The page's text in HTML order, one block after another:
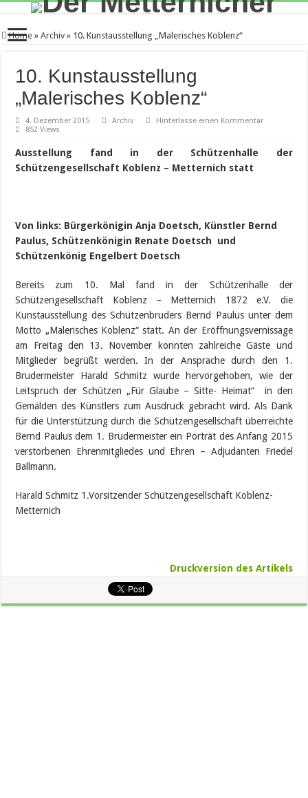
Home » Archiv » 10. Kunstausstellung „Malerisches Koblenz“
10. Kunstausstellung
„Malerisches Koblenz“
4. Dezember 2015 Archiv
Hinterlasse einen Kommentar
852 Views
Ausstellung fand in der Schützenhalle der
Schützengesellschaft Koblenz – Metternich statt
Von links: Bürgerkönigin Anja Doetsch, Künstler Bernd
Paulus, Schützenkönigin Renate Doetsch und
Schützenkönig Engelbert Doetsch
Bereits zum 10. Mal fand in der Schützenhalle der
Schützengesellschaft Koblenz – Metternich 1872 e.V. die
Kunstausstellung des Schützenbruders Bernd Paulus unter dem
Motto „Malerisches Koblenz“ statt. An der Eröffnungsvernissage
am Freitag den 13. November konnten zahlreiche Gäste und
Mitglieder begrüßt werden. In der Ansprache durch den 1.
Brudermeister Harald Schmitz wurde hervorgehoben, wie der
Leitspruch der Schützen „Für Glaube – Sitte- Heimat“ in den
Gemälden des Künstlers zum Ausdruck gebracht wird. Als Dank
für die Unterstützung durch die Schützengesellschaft überreichte
Bernd Paulus dem 1. Brudermeister ein Porträt des Anfang 2015
verstorbenen Ehrenmitgliedes und Ehren – Adjudanten Friedel
Ballmann.
Harald Schmitz 1.Vorsitzender Schützengesellschaft Koblenz-
Metternich
Druckversion des Artikels